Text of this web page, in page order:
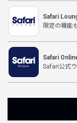
Safari
限定の機能
Safari
Safari公式